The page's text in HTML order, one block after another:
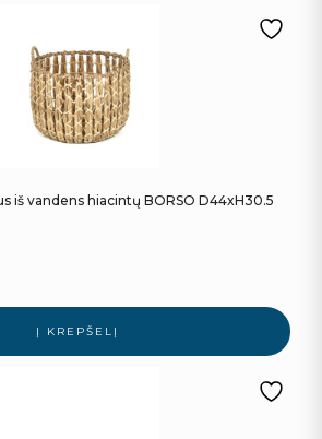
iš vandens hiacintų BORSO D44xH30.5
Į KREPŠELĮ